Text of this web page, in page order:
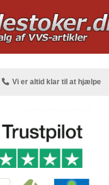
Vi er altid klar til at hjælpe